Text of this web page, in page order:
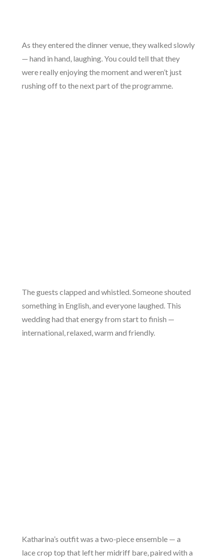
As they entered the dinner venue, they walked slowly
— hand in hand, laughing. You could tell that they
were really enjoying the moment and weren’t just
rushing off to the next part of the programme.
The guests clapped and whistled. Someone shouted
something in English, and everyone laughed. This
wedding had that energy from start to finish —
international, relaxed, warm and friendly.
Katharina’s outfit was a two-piece ensemble — a
lace crop top that left her midriff bare, paired with a